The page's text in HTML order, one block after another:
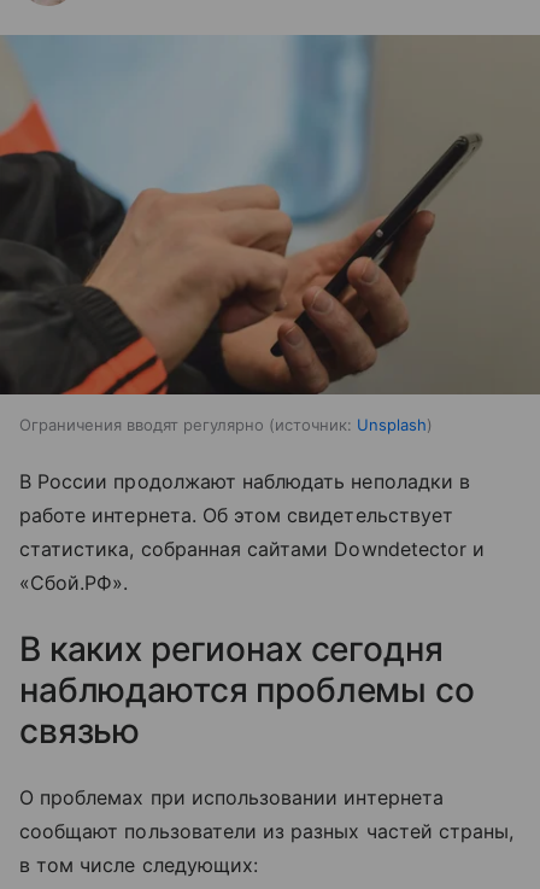
Ограничения вводят регулярно источник: Unsplash
В России продолжают наблюдать неполадки в
работе интернета. Об этом свидетельствует
статистика, собранная сайтами Downdetector и
«Сбой.РФ».
В каких регионах сегодня
наблюдаются проблемы со
связью
О проблемах при использовании интернета
сообщают пользователи из разных частей страны,
в том числе следующих: